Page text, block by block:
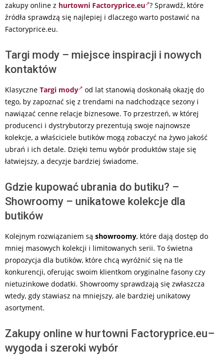
zakupy online z hurtowni Factoryprice.eu ? Sprawdź, które
źródła sprawdzą się najlepiej i dlaczego warto postawić na
Factoryprice.eu.
Targi mody – miejsce inspiracji i nowych
kontaktów
Klasyczne Targi mody
od lat stanowią doskonałą okazję do
tego, by zapoznać się z trendami na nadchodzące sezony i
nawiązać cenne relacje biznesowe. To przestrzeń, w której
producenci i dystrybutorzy prezentują swoje najnowsze
kolekcje, a właściciele butików mogą zobaczyć na żywo jakość
ubrań i ich detale. Dzięki temu wybór produktów staje się
łatwiejszy, a decyzje bardziej świadome.
Gdzie kupować ubrania do butiku? –
Showroomy – unikatowe kolekcje dla
butików
Kolejnym rozwiązaniem są showroomy, które dają dostęp do
mniej masowych kolekcji i limitowanych serii. To świetna
propozycja dla butików, które chcą wyróżnić się na tle
konkurencji, oferując swoim klientkom oryginalne fasony czy
nietuzinkowe dodatki. Showroomy sprawdzają się zwłaszcza
wtedy, gdy stawiasz na mniejszy, ale bardziej unikatowy
asortyment.
Zakupy online w hurtowni Factoryprice.eu–
wygoda i szeroki wybór